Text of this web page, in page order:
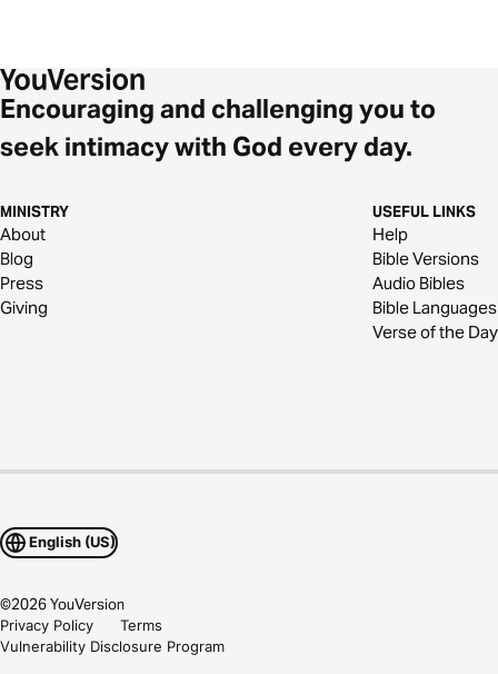
Encouraging and challenging you to
seek intimacy with God every day.
MINISTRY
About
Blog
Press
Giving
USEFUL LINKS
Help
Bible Versions
Audio Bibles
Bible Languages
Verse of the Day
English (US)
©2026YouVersion
Privacy Policy
Terms
Vulnerability Disclosure Program